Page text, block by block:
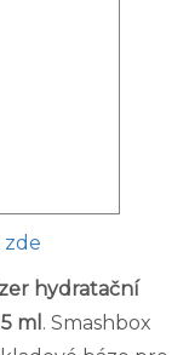
zde
hydratační
ml . Smashbox